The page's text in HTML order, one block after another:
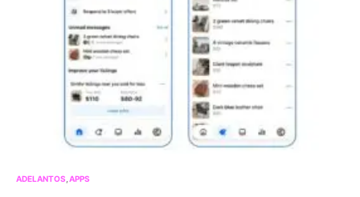
ADELANTOS APPS